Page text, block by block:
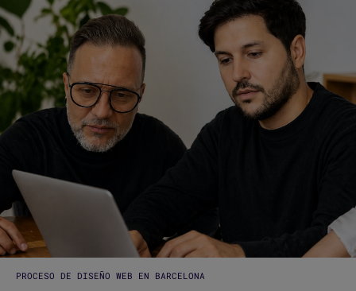
PROCESO DE DISEÑO WEB EN BARCELONA